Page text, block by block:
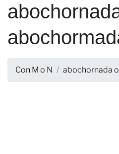
Con M o N abochornada